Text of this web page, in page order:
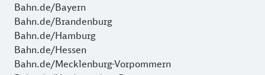
Bahn.de/Bayern
Bahn.de/Brandenburg
Bahn.de/Hamburg
Bahn.de/Hessen
Bahn.de/Mecklenburg-Vorpommern